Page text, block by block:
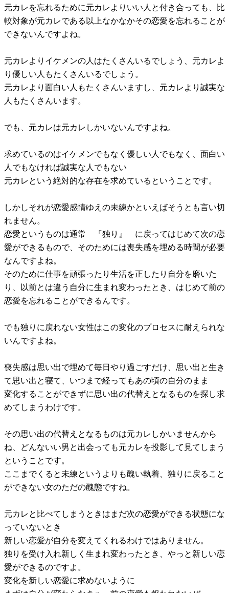
元カレを忘れるために元カレよりいい人と付き合っても、比
較対象が元カレである以上なかなかその恋愛を忘れることが
できないんですよね。
元カレよりイケメンの人はたくさんいるでしょう、元カレよ
り優しい人もたくさんいるでしょう。
元カレより面白い人もたくさんいますし、元カレより誠実な
人もたくさんいます。
でも、元カレは元カレしかいないんですよね。
求めているのはイケメンでもなく優しい人でもなく、面白い
人でもなければ誠実な人でもない
元カレという絶対的な存在を求めているということです。
しかしそれが恋愛感情ゆえの未練かといえばそうとも言い切
れません。
恋愛というものは通常 『独り』 に戻ってはじめて次の恋
愛ができるもので、そのためには喪失感を埋める時間が必要
なんですよね。
そのために仕事を頑張ったり生活を正したり自分を磨いた
り、以前とは違う自分に生まれ変わったとき、はじめて前の
恋愛を忘れることができるんです。
でも独りに戻れない女性はこの変化のプロセスに耐えられな
いんですよね。
喪失感は思い出で埋めて毎日やり過ごすだけ、思い出と生き
て思い出と寝て、いつまで経ってもあの頃の自分のまま
変化することができずに思い出の代替えとなるものを探し求
めてしまうわけです。
その思い出の代替えとなるものは元カレしかいませんから
ね、どんないい男と出会っても元カレを投影して見てしまう
ということです。
ここまでくると未練というよりも醜い執着、独りに戻ること
ができない女のただの醜態ですね。
元カレと比べてしまうときはまだ次の恋愛ができる状態にな
っていないとき
新しい恋愛が自分を変えてくれるわけではありません。
独りを受け入れ新しく生まれ変わったとき、やっと新しい恋
愛ができるのですよ。
変化を新しい恋愛に求めないように